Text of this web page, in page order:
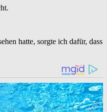
hatte, sorgte ich dafür, dass